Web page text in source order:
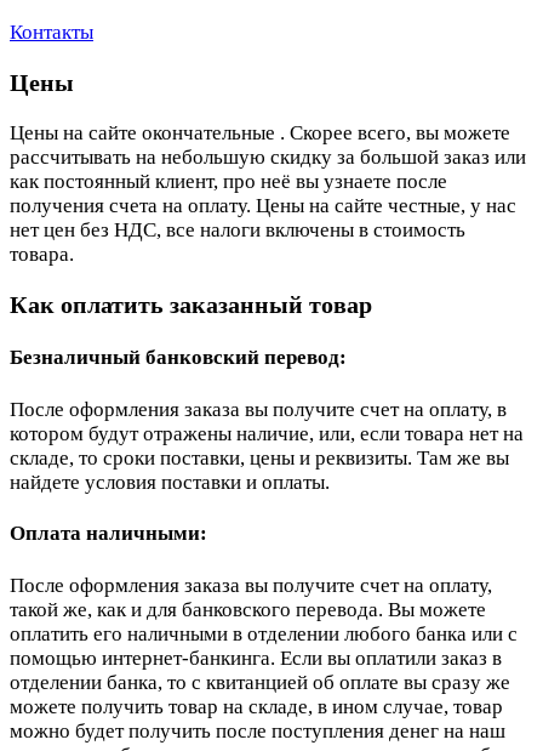
Контакты
Цены
Цены на сайте окончательные . Скорее всего, вы можете
рассчитывать на небольшую скидку за большой заказ или
как постоянный клиент, про неё вы узнаете после
получения счета на оплату. Цены на сайте честные, у нас
нет цен без НДС, все налоги включены в стоимость
товара.
Как оплатить заказанный товар
Безналичный банковский перевод:
После оформления заказа вы получите счет на оплату, в
котором будут отражены наличие, или, если товара нет на
складе, то сроки поставки, цены и реквизиты. Там же вы
найдете условия поставки и оплаты.
Оплата наличными:
После оформления заказа вы получите счет на оплату,
такой же, как и для банковского перевода. Вы можете
оплатить его наличными в отделении любого банка или с
помощью интернет-банкинга. Если вы оплатили заказ в
отделении банка, то с квитанцией об оплате вы сразу же
можете получить товар на складе, в ином случае, товар
можно будет получить после поступления денег на наш